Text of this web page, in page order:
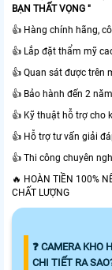
BẠN THẤT VỌNG "
👍 Hàng chính hãng,
👍 Lắp đặt thẩm mỹ
👍 Quan sát được trên
👍 Bảo hành đến 2 năm
👍 Kỹ thuật hỗ trợ cho
👍 Hỗ trợ tư vấn giải
👍 Thi công chuyên
🔥 HOÀN TIỀN 100%
CHẤT LƯỢNG
️❓ CAMERA KHO
CHI TIẾT RA